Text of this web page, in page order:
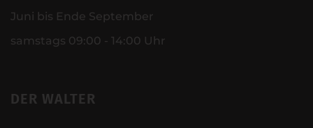
Juni bis Ende September
samstags 09:00 - 14:00 Uhr
DER WALTER